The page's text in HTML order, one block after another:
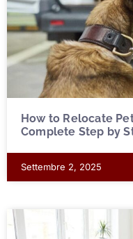
How to Relocate
Complete Step by
Settembre 2, 2025